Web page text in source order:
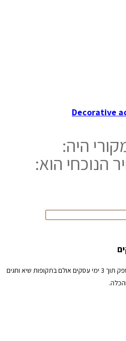
Decorative
היה:
הנוכחי הוא:
החברה עושה את מירב המאמצים לספק תוך 3 ימי עסקים אולם בתקופות שיא וחגים